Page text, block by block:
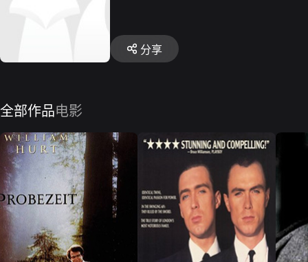
分享
全部作品电影